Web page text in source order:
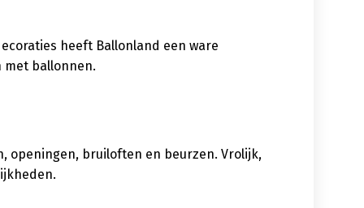
heeft Ballonland een ware
met ballonnen.
openingen, bruiloften en beurzen. Vrolijk,